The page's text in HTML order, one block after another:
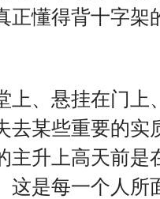
正懂得背十字架
上、悬挂在门上
去某些重要的实
升上高天前是
这是每一个人所